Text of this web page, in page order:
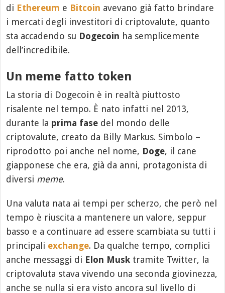
di Ethereum e Bitcoin avevano già fatto brindare
i mercati degli investitori di criptovalute, quanto
sta accadendo su Dogecoin ha semplicemente
dell’incredibile.
Un meme fatto token
La storia di Dogecoin è in realtà piuttosto
risalente nel tempo. È nato infatti nel 2013,
durante la prima fase del mondo delle
criptovalute, creato da Billy Markus. Simbolo –
riprodotto poi anche nel nome, Doge, il cane
giapponese che era, già da anni, protagonista di
diversi meme.
Una valuta nata ai tempi per scherzo, che però nel
tempo è riuscita a mantenere un valore, seppur
basso e a continuare ad essere scambiata su tutti i
principali exchange. Da qualche tempo, complici
anche messaggi di Elon Musk tramite Twitter, la
criptovaluta stava vivendo una seconda giovinezza,
anche se nulla si era visto ancora sul livello di